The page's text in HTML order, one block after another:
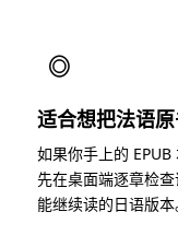
◎
适合想把法语
如果你手上的 EPUB
先在桌面端逐章检
能继续读的日语版本